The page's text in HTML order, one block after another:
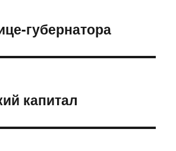
губернатора
капитал